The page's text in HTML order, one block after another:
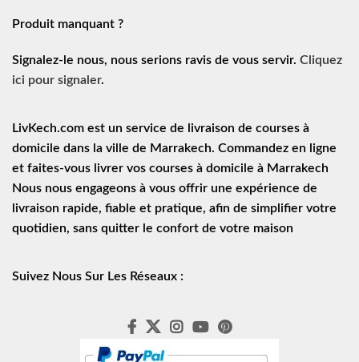
Produit manquant ?
Signalez-le nous, nous serions ravis de vous servir. Cliquez
ici pour signaler.
LivKech.com est un service de
livraison de courses à
domicile dans la ville de Marrakech. Commandez en ligne
et faites-vous livrer vos courses à domicile à Marrakech
Nous nous engageons à vous offrir une expérience de
livraison rapide, fiable et pratique, afin de simplifier votre
quotidien, sans quitter le confort de votre maison
Suivez Nous Sur Les Réseaux :